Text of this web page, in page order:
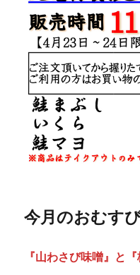
今月のおむす
『山わさび味噌』と